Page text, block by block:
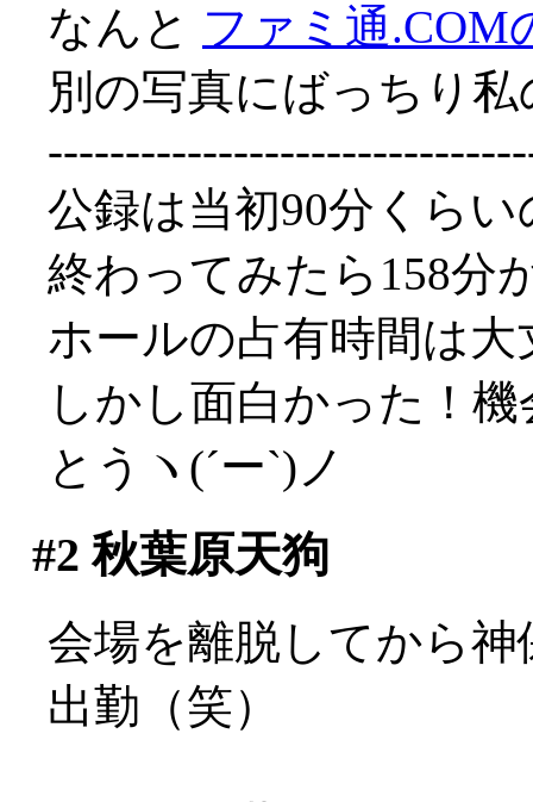
なんと ファミ通.COM
別の写真にばっちり
公録は当初90分くら
終わってみたら158分
ホールの占有時間は
しかし面白かった！
とうヽ(´ー`)ノ
#2 秋葉原天狗
会場を離脱してから
出勤（笑）